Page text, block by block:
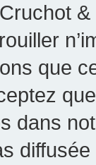
que
dans